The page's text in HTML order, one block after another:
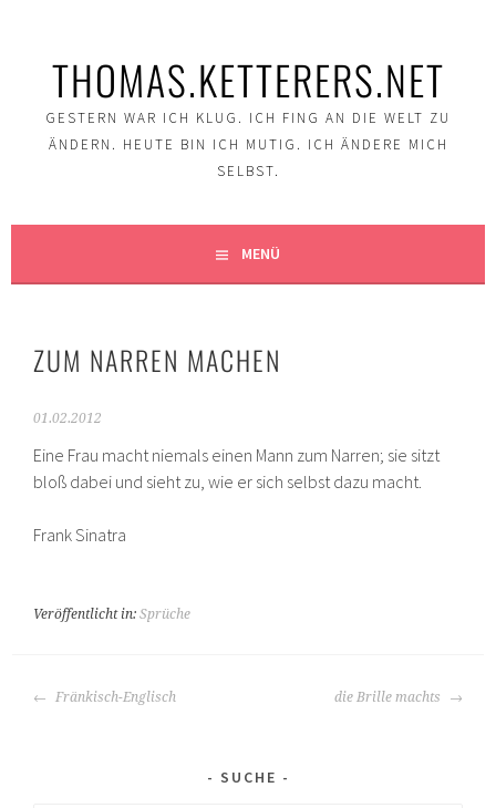
THOMAS.KETTERERS.NET
GESTERN WAR ICH KLUG. ICH FING AN DIE WELT ZU
ÄNDERN. HEUTE BIN ICH MUTIG. ICH ÄNDERE MICH
SELBST.
MENÜ
ZUM NARREN MACHEN
01.02.2012
Eine Frau macht niemals einen Mann zum Narren; sie sitzt
bloß dabei und sieht zu, wie er sich selbst dazu macht.
Frank Sinatra
Veröffentlicht in:Sprüche
BEITRAGS-
Fränkisch-Englisch die Brille machts
SUCHE